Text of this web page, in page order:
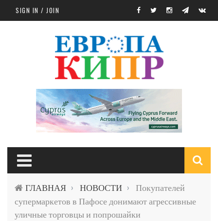
Skip to main content
SIGN IN / JOIN
ГЛАВНАЯ › НОВОСТИ ›
Покупателей
супермаркетов в Пафосе донимают агрессивные
уличные торговцы и попрошайки